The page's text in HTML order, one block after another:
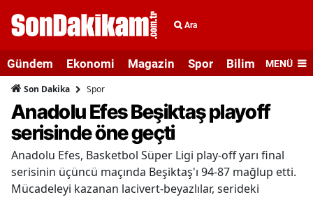
Ara
Gündem Ekonomi Magazin Spor Bilim veMENÜ
Son Dakika Spor
Anadolu Efes Beşiktaş playoff
serisinde öne geçti
Anadolu Efes, Basketbol Süper Ligi play-off yarı final
serisinin üçüncü maçında Beşiktaş'ı 94-87 mağlup etti.
Mücadeleyi kazanan lacivert-beyazlılar, serideki